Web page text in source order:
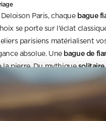
Paris, chaque bague
se porte sur l'éclat
parisiens matérialisent
absolue. Une bague de
la pierre. Du mythique
traverse les époques sans
ce moment unique.
Mariage
et alliance
devient le miroir